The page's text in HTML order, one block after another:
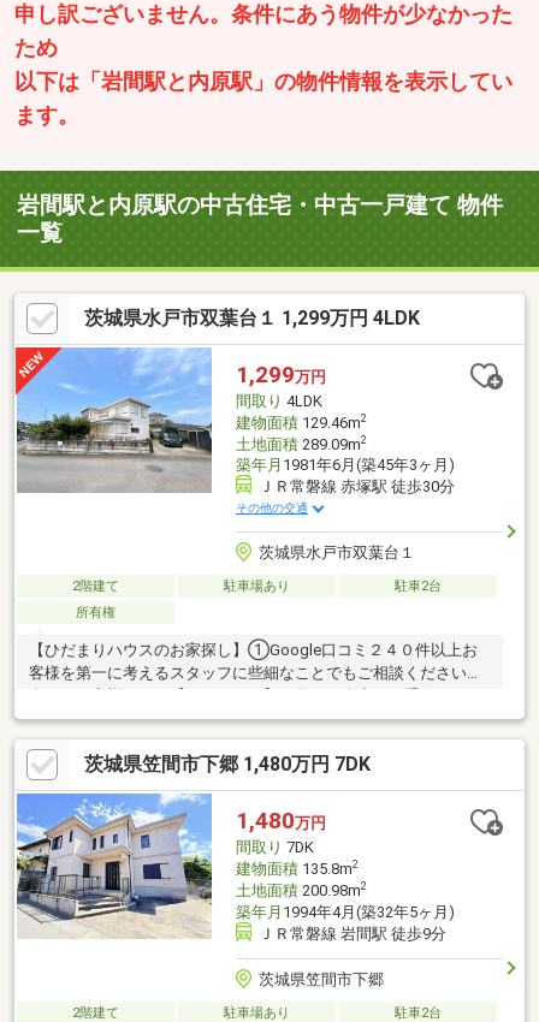
申し訳ございません。条件にあう物件が少なかった
ため
以下は「岩間駅と内原駅」の物件情報を表示してい
ます。
岩間駅と内原駅の中古住宅・中古一戸建て 物件
一覧
茨城県水戸市双葉台１ 1,299万円 4LDK
1,299万円
間取り 4LDK
建物面積129.46m2
土地面積289.09m2
築年月 1981年6月(築45年3ヶ月)
ＪＲ常磐線 赤塚駅 徒歩30分
その他の交通
茨城県水戸市双葉台１
2階建て 駐車場あり
駐車2台
所有権
【ひだまりハウスのお家探し】①Google口コミ２４０件以上お
客様を第一に考えるスタッフに些細なことでもご相談ください。
ていただきます。②自己資金0円、勤続１年未満、産休・育休中
等の住宅購入サポート初めてのお家探しを何から始めていいかわ
からない・・・そんなお客様の気持ちに寄り添って、心の行き届
いたサービスをお約束致します。③諸費用ローン・おまとめロー
ンのご紹介ローンが不安な方もお任せください。弊社提携金融機
関をご紹介致します。◆当日ご見学希望の方は【0120-01-9944】
までお気軽にお問い合わせ下さい♪
茨城県笠間市下郷 1,480万円 7DK
1,480万円
間取り 7DK
建物面積135.8m2
土地面積200.98m2
築年月 1994年4月(築32年5ヶ月)
ＪＲ常磐線 岩間駅 徒歩9分
茨城県笠間市下郷
2階建て 駐車場あり
駐車2台